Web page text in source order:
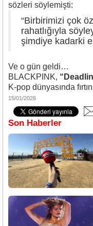
sözleri söylemişti:
“Birbirimizi çok
rahatlığıyla
şimdiye kadarki
Ve o gün geldi
BLACKPINK,
K-pop dünyasında
15/01/2026
Son Haberler